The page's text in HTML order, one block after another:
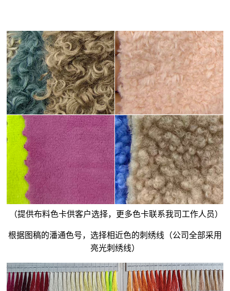
（提供布料色卡供客户选择，更多色卡联系我司工作人员）
根据图稿的潘通色号，选择相近色的刺绣线（公司全部采用
亮光刺绣线）